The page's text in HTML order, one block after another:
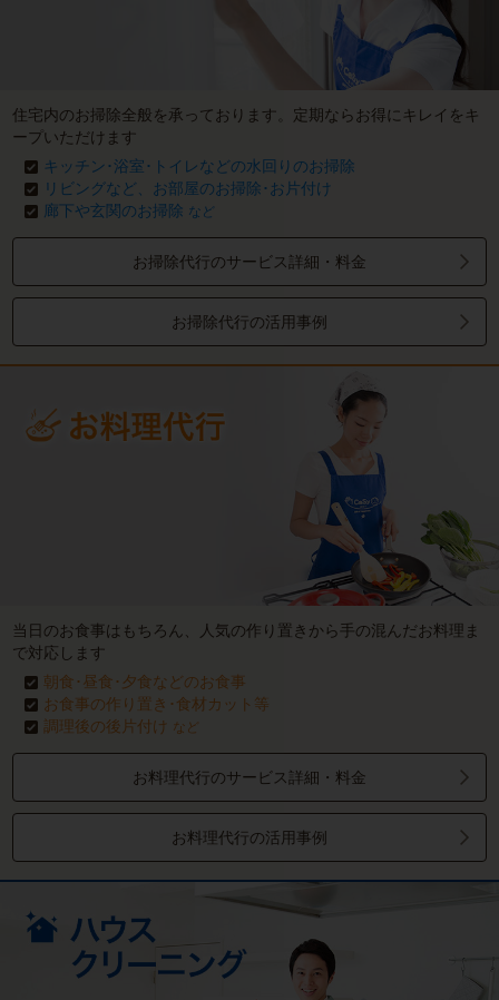
住宅内のお掃除全般を承っております。定期ならお得にキレイをキ
ープいただけます
キッチン･浴室･トイレなどの水回りのお掃除
リビングなど、お部屋のお掃除･お片付け
廊下や玄関のお掃除 など
お掃除代行のサービス詳細・料金
お掃除代行の活用事例
当日のお食事はもちろん、人気の作り置きから手の混んだお料理ま
で対応します
朝食･昼食･夕食などのお食事
お食事の作り置き･食材カット等
調理後の後片付け など
お料理代行のサービス詳細・料金
お料理代行の活用事例